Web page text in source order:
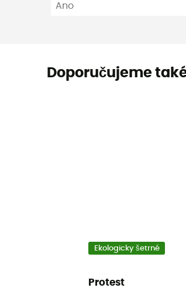
Ano
Doporučujeme
Ekologicky šetrné
Protest